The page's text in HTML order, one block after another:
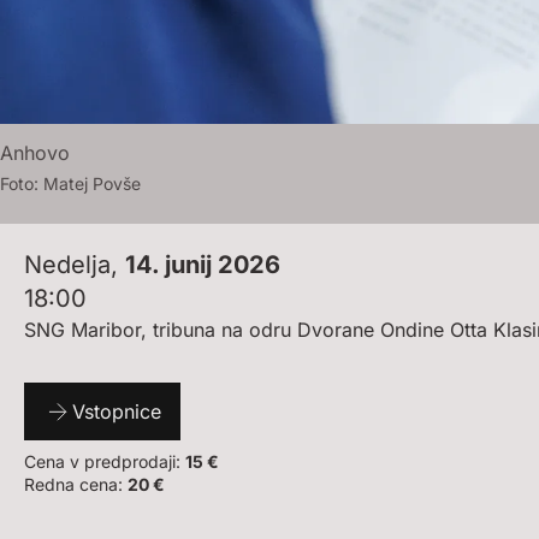
Anhovo
Foto: MATEJ POVŠE
Nedelja, 14. junij 2026
18:00
SNG Maribor, tribuna na odru Dvorane Ondine Otta
Vstopnice
Cena v predprodaji: 15 €
Redna cena: 20 €